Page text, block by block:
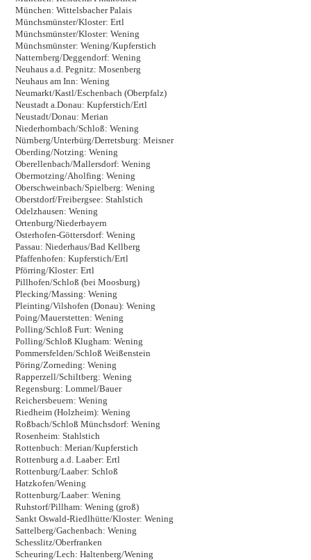
München: Wittelsbacher Palais
Münchsmünster/Kloster: Ertl
Münchsmünster/Kloster: Wening
Münchsmünster: Wening/Kupferstich
Natternberg/Deggendorf: Wening
Neuhaus a.d. Pegnitz: Mosenberg
Neuhaus am Inn: Wening
Neumarkt/Kastl/Eschenbach (Oberpfalz)
Neustadt a.Donau: Kupferstich/Ertl
Neustadt/Donau: Merian
Niederhornbach/Schloß: Wening
Nürnberg/Unterbürg/Derretsburg: Meisner
Oberding/Notzing: Wening
Oberellenbach/Mallersdorf: Wening
Obermotzing/Aholfing: Wening
Oberschweinbach/Spielberg: Wening
Oberstdorf/Freibergsee: Stahlstich
Odelzhausen: Wening
Ortenburg/Niederbayern
Osterhofen-Göttersdorf: Wening
Passau: Niederhaus/Bad Kellberg
Pfaffenhofen: Kupferstich/Ertl
Pförring/Kloster: Ertl
Pillhofen/Schloß (bei Moosburg)
Plecking/Massing: Wening
Pleinting/Vilshofen (Donau): Wening
Poing/Mauerstetten: Wening
Polling/Schloß Furt: Wening
Polling/Schloß Klugham: Wening
Pommersfelden/Schloß Weißenstein
Pöring/Zorneding: Wening
Rapperzell/Schiltberg: Wening
Regensburg: Lommel/Bauer
Reichersbeuern: Wening
Riedheim (Holzheim): Wening
Roßbach/Schloß Münchsdorf: Wening
Rosenheim: Stahlstich
Rottenbuch: Merian/Kupferstich
Rottenburg a.d. Laaber: Ertl
Rottenburg/Laaber: Schloß
Hatzkofen/Wening
Rottenburg/Laaber: Wening
Ruhstorf/Pillham: Wening (groß)
Sankt Oswald-Riedlhütte/Kloster: Wening
Sattelberg/Gachenbach: Wening
Schesslitz/Oberfranken
Scheuring/Lech: Haltenberg/Wening